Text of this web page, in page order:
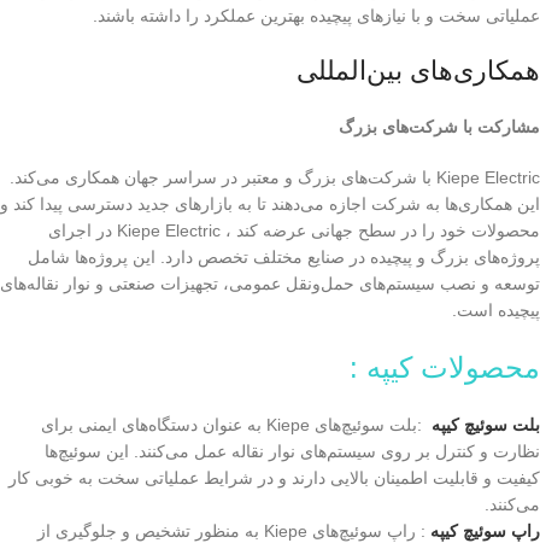
عملیاتی سخت و با نیازهای پیچیده بهترین عملکرد را داشته باشند.
همکاری‌های بین‌المللی
مشارکت با شرکت‌های بزرگ
Kiepe Electric با شرکت‌های بزرگ و معتبر در سراسر جهان همکاری می‌کند.
این همکاری‌ها به شرکت اجازه می‌دهند تا به بازارهای جدید دسترسی پیدا کند و
محصولات خود را در سطح جهانی عرضه کند ، Kiepe Electric در اجرای
پروژه‌های بزرگ و پیچیده در صنایع مختلف تخصص دارد. این پروژه‌ها شامل
توسعه و نصب سیستم‌های حمل‌ونقل عمومی، تجهیزات صنعتی و نوار نقاله‌های
پیچیده است.
محصولات کیپه :
بلت سوئیچ کیپه
:بلت سوئیچ‌های Kiepe به عنوان دستگاه‌های ایمنی برای
نظارت و کنترل بر روی سیستم‌های نوار نقاله عمل می‌کنند. این سوئیچ‌ها
کیفیت و قابلیت اطمینان بالایی دارند و در شرایط عملیاتی سخت به خوبی کار
می‌کنند.
راپ سوئیچ کیپه
: راپ سوئیچ‌های Kiepe به منظور تشخیص و جلوگیری از